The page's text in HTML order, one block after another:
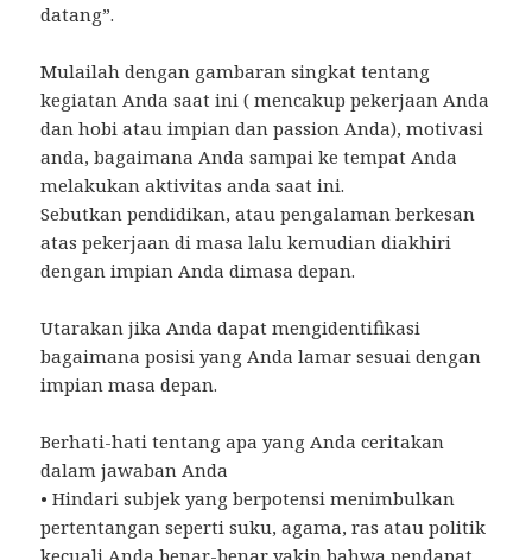
datang”.
Mulailah dengan gambaran singkat tentang
kegiatan Anda saat ini ( mencakup pekerjaan Anda
dan hobi atau impian dan passion Anda), motivasi
anda, bagaimana Anda sampai ke tempat Anda
melakukan aktivitas anda saat ini.
Sebutkan pendidikan, atau pengalaman berkesan
atas pekerjaan di masa lalu kemudian diakhiri
dengan impian Anda dimasa depan.
Utarakan jika Anda dapat mengidentifikasi
bagaimana posisi yang Anda lamar sesuai dengan
impian masa depan.
Berhati-hati tentang apa yang Anda ceritakan
dalam jawaban Anda
• Hindari subjek yang berpotensi menimbulkan
pertentangan seperti suku, agama, ras atau politik